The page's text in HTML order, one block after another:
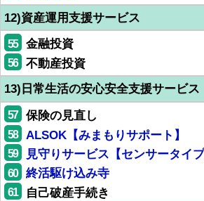
12)資産運用支援サービス
55 金融投資
56
不動産投資
13)日常生活の安心安全支援サービス
57 保険の見直し
58 ALSOK【みまもりサポート】
59 見守りサービス【センサータイ
60 終活駆け込み寺
61
自己破産手続き